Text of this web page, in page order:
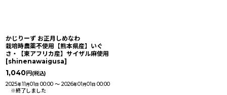
かじりーず お正月しめなわ
栽培時農薬不使用【熊本県産】いぐ
さ・【東アフリカ産】サイザル麻使用
[shinenawaigusa]
1,040円 (税込)
2025年11 月01 日 00:00 ～ 2026年01 月01 日 00:00
※終了しました